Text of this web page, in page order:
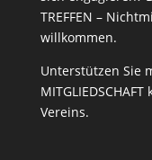
TREFFEN –
willkommen.
Unterstützen Sie
MITGLIEDSCHAFT
Vereins.